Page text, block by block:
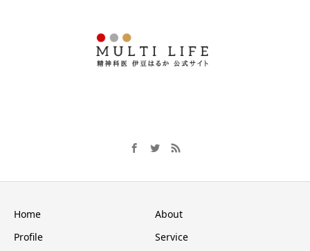
Home
About
Profile
Service